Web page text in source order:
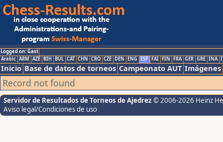
Logged on: Gast
Arabic ARM AZE BIH BUL CAT CHN CRO CZE DEN ENG ESP FAI FIN FRA GER GRE INA
Inicio Base de datos de torneos Campeonato AUT Imágenes
Record not found
Servidor de Resultados de Torneos de Ajedrez © 2006-2026 Heinz
Aviso legal/Condiciones de uso